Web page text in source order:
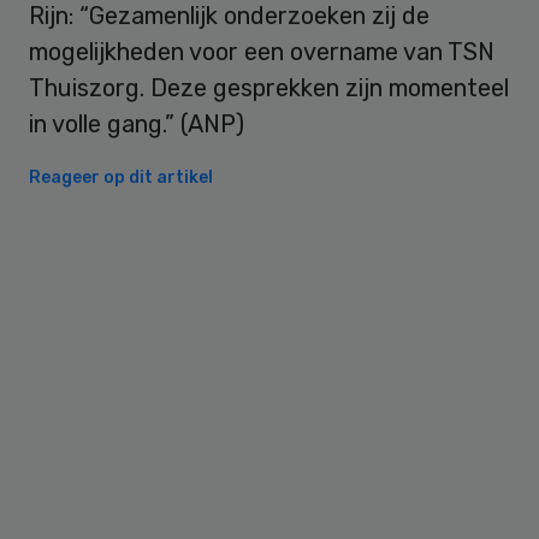
Rijn: “Gezamenlijk onderzoeken zij de
mogelijkheden voor een overname van TSN
Thuiszorg. Deze gesprekken zijn momenteel
in volle gang.” (ANP)
Reageer op dit artikel